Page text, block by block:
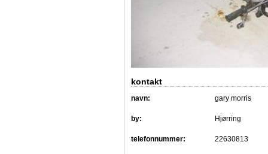
kontakt
navn: gary morris
by: Hjørring
telefonnummer: 22630813